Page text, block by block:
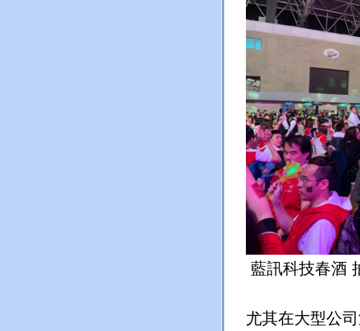
藍訊科技春酒
尤其在大型公